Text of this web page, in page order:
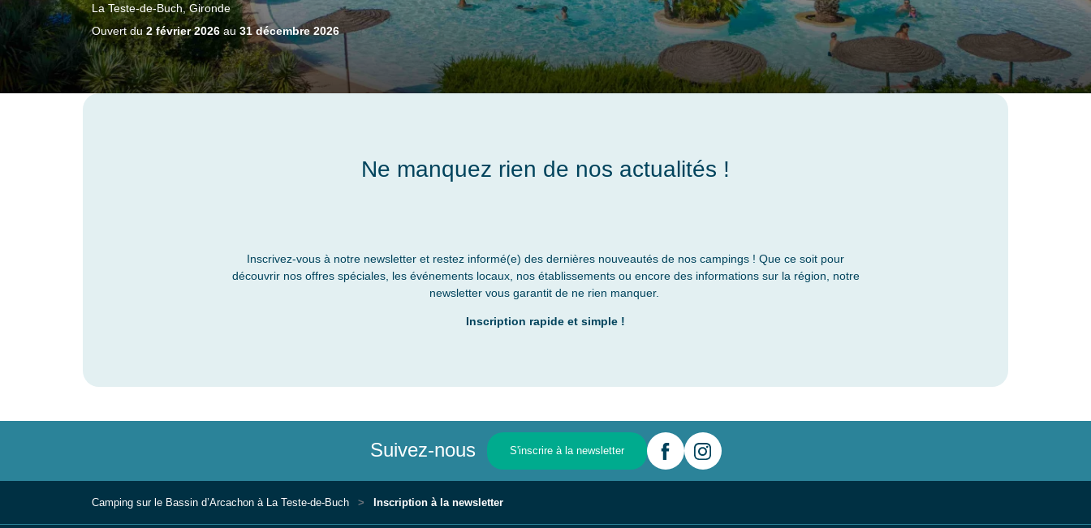
La Teste-de-Buch, Gironde
Ouvert du2 février 2026au 31 décembre 2026
Ne manquez rien de nos actualités !
Inscrivez-vous à notre newsletter et restez informé(e) des dernières nouveautés de nos campings ! Que ce soit pour
découvrir nos offres spéciales, les événements locaux, nos établissements ou encore des informations sur la région, notre
newsletter vous garantit de ne rien manquer.
Inscription rapide et simple !
Suivez-nous S'inscrire à la newsletter
Camping sur le Bassin d’Arcachon à La Teste-de-Buch Inscription à la newsletter